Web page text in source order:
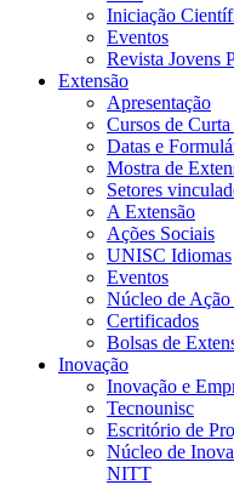
Iniciação
Eventos
Revista Jovens
Extensão
Apresentação
Cursos de
Datas e
Mostra de
Setores
A Extensão
Ações Sociais
UNISC Idiomas
Eventos
Núcleo de
Certificados
Bolsas de
Inovação
Inovação e
Tecnounisc
Escritório de
Núcleo de
NITT